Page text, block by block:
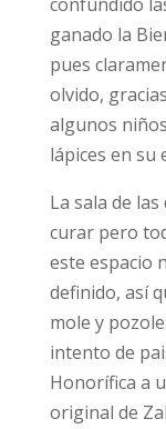
ganado la
pues
olvido,
algunos
lápices en su
La sala de
curar pero
este espacio
definido, así
mole y
intento de
Honorífica a
original de